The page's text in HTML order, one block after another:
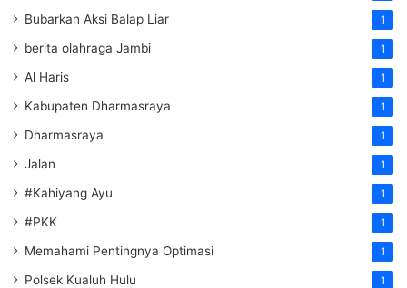
Bubarkan Aksi Balap Liar 1
berita olahraga Jambi 1
Al Haris 1
Kabupaten Dharmasraya 1
Dharmasraya 1
Jalan 1
#Kahiyang Ayu 1
#PKK 1
Memahami Pentingnya Optimasi 1
Polsek Kualuh Hulu 1